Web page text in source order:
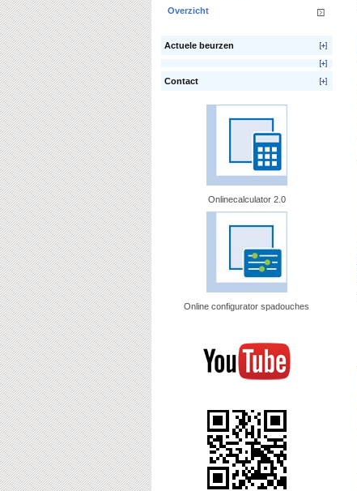
Overzicht
Actuele beurzen
Contact
Onlinecalculator 2.0
Online configurator spadouches